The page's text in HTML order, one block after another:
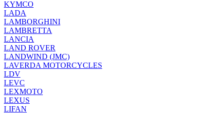
KYMCO
LADA
LAMBORGHINI
LAMBRETTA
LANCIA
LAND ROVER
LANDWIND (JMC)
LAVERDA MOTORCYCLES
LDV
LEVC
LEXMOTO
LEXUS
LIFAN